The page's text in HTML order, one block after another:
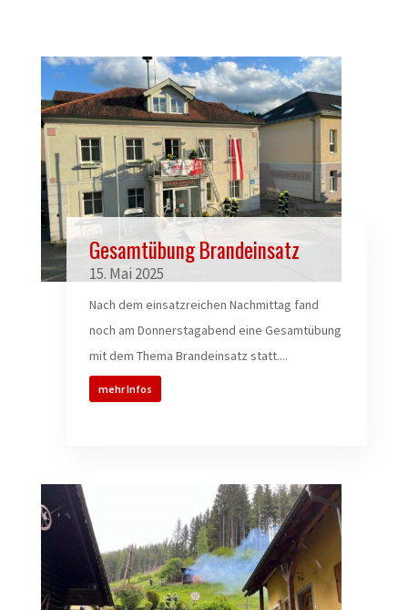
Gesamtübung Brandeinsatz
15. Mai 2025
Nach dem einsatzreichen Nachmittag fand
noch am Donnerstagabend eine Gesamtübung
mit dem Thema Brandeinsatz statt....
mehr Infos